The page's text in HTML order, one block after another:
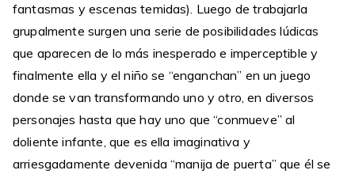
fantasmas y escenas temidas). Luego de trabajarla
grupalmente surgen una serie de posibilidades lúdicas
que aparecen de lo más inesperado e imperceptible y
finalmente ella y el niño se “enganchan” en un juego
donde se van transformando uno y otro, en diversos
personajes hasta que hay uno que “conmueve” al
doliente infante, que es ella imaginativa y
arriesgadamente devenida “manija de puerta” que él se